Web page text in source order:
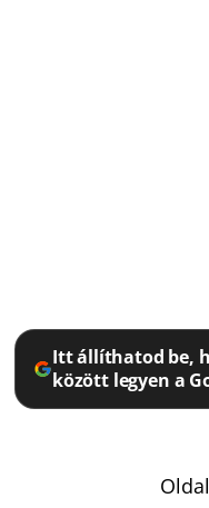
Itt állíthatod be,
között legyen a